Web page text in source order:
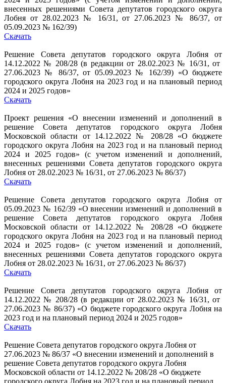
внесенных решениями Совета депутатов городского округа
Лобня от 28.02.2023 № 16/31, от 27.06.2023 № 86/37, от
05.09.2023 № 162/39)
Скачать
Решение Совета депутатов городского округа Лобня от
14.12.2022 № 208/28 (в редакции от 28.02.2023 № 16/31, от
27.06.2023 № 86/37, от 05.09.2023 № 162/39) «О бюджете
городского округа Лобня на 2023 год и на плановый период
2024 и 2025 годов»
Скачать
Проект решения «О внесении изменений и дополнений в
решение Совета депутатов городского округа Лобня
Московской области от 14.12.2022 № 208/28 «О бюджете
городского округа Лобня на 2023 год и на плановый период
2024 и 2025 годов» (с учетом изменений и дополнений,
внесенных решениями Совета депутатов городского округа
Лобня от 28.02.2023 № 16/31, от 27.06.2023 № 86/37)
Скачать
Решение Совета депутатов городского округа Лобня от
05.09.2023 № 162/39 «О внесении изменений и дополнений в
решение Совета депутатов городского округа Лобня
Московской области от 14.12.2022 № 208/28 «О бюджете
городского округа Лобня на 2023 год и на плановый период
2024 и 2025 годов» (с учетом изменений и дополнений,
внесенных решениями Совета депутатов городского округа
Лобня от 28.02.2023 № 16/31, от 27.06.2023 № 86/37)
Скачать
Решение Совета депутатов городского округа Лобня от
14.12.2022 № 208/28 (в редакции от 28.02.2023 № 16/31, от
27.06.2023 № 86/37) «О бюджете городского округа Лобня на
2023 год и на плановый период 2024 и 2025 годов»
Скачать
Решение Совета депутатов городского округа Лобня от
27.06.2023 № 86/37 «О внесении изменений и дополнений в
решение Совета депутатов городского округа Лобня
Московской области от 14.12.2022 № 208/28 «О бюджете
городского округа Лобня на 2023 год и на плановый период